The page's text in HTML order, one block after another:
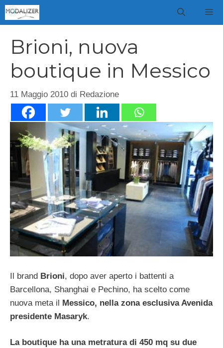
Vai
al
Brioni, nuova
boutique in Messico
11 Maggio 2010 di Redazione
Il brand Brioni, dopo aver aperto i battenti a
Barcellona, Shanghai e Pechino, ha scelto come
nuova meta il Messico, nella zona esclusiva Avenida
presidente Masaryk.
La boutique ha una metratura di 450 mq su due